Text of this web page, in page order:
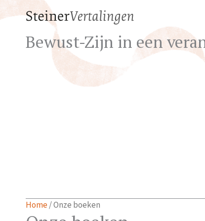
Bewust-Zijn in een
Home/ Onze boeken